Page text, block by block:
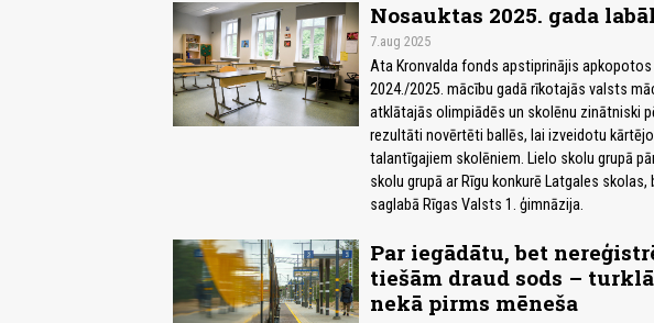
Nosauktas 2025. gada
7.aug 2025
Ata Kronvalda fonds apstiprinājis
2024./2025. mācību gadā rīkotajās valsts
atklātajās olimpiādēs un skolēnu zinātniski
rezultāti novērtēti ballēs, lai izveidotu
talantīgajiem skolēniem. Lielo skolu grupā
skolu grupā ar Rīgu konkurē Latgales
saglabā Rīgas Valsts 1. ģimnāzija.
Par iegādātu, bet
tiešām draud sods –
nekā pirms mēneša